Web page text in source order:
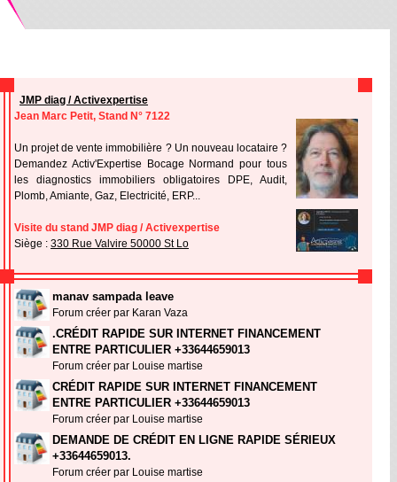
JMP diag / Activexpertise
Jean Marc Petit, Stand N° 7122
Un projet de vente immobilière ? Un nouveau locataire ?
Demandez Activ'Expertise Bocage Normand pour tous
les diagnostics immobiliers obligatoires DPE, Audit,
Plomb, Amiante, Gaz, Electricité, ERP...
Visite du stand JMP diag / Activexpertise
Siège : 330 Rue Valvire 50000 St Lo
manav sampada leave
Forum créer par Karan Vaza
.CRÉDIT RAPIDE SUR INTERNET FINANCEMENT
ENTRE PARTICULIER +33644659013
Forum créer par Louise martise
CRÉDIT RAPIDE SUR INTERNET FINANCEMENT
ENTRE PARTICULIER +33644659013
Forum créer par Louise martise
DEMANDE DE CRÉDIT EN LIGNE RAPIDE SÉRIEUX
+33644659013.
Forum créer par Louise martise